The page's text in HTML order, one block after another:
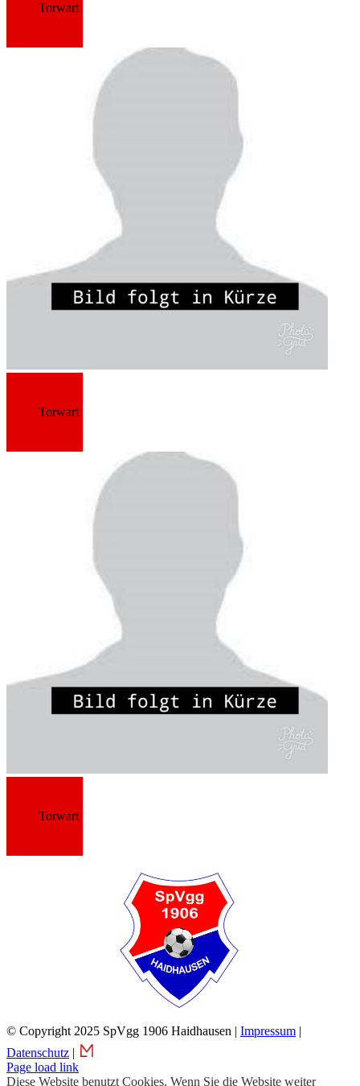
Torwart
Torwart
Torwart
© Copyright 2025 SpVgg 1906 Haidhausen | Impressum |
Datenschutz |
Page load link
Diese Website benutzt Cookies. Wenn Sie die Website weiter